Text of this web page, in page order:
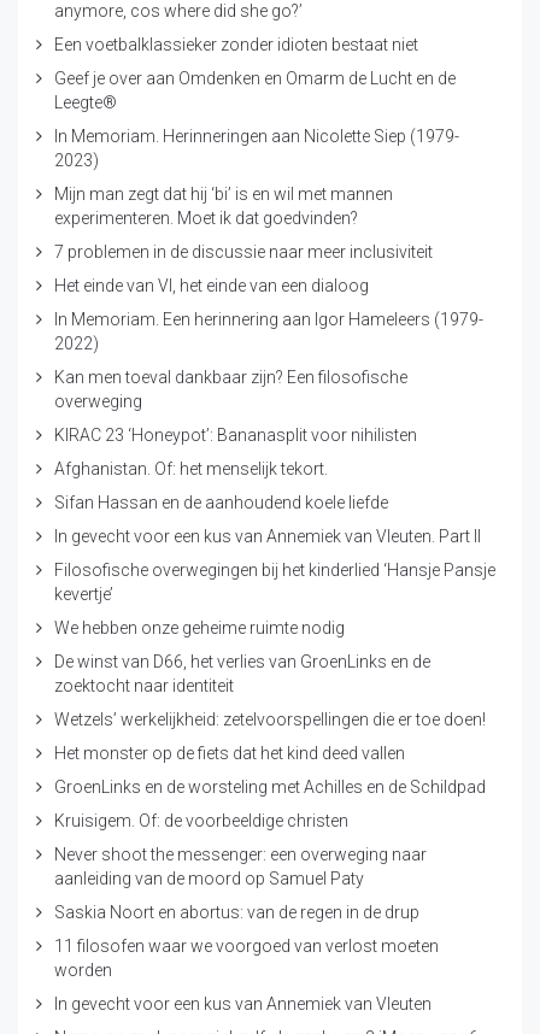
anymore, cos where did she go?’
Een voetbalklassieker zonder idioten bestaat niet
Geef je over aan Omdenken en Omarm de Lucht en de
Leegte®
In Memoriam. Herinneringen aan Nicolette Siep (1979-
2023)
Mijn man zegt dat hij ‘bi’ is en wil met mannen
experimenteren. Moet ik dat goedvinden?
7 problemen in de discussie naar meer inclusiviteit
Het einde van VI, het einde van een dialoog
In Memoriam. Een herinnering aan Igor Hameleers (1979-
2022)
Kan men toeval dankbaar zijn? Een filosofische
overweging
KIRAC 23 ‘Honeypot’: Bananasplit voor nihilisten
Afghanistan. Of: het menselijk tekort.
Sifan Hassan en de aanhoudend koele liefde
In gevecht voor een kus van Annemiek van Vleuten. Part II
Filosofische overwegingen bij het kinderlied ‘Hansje Pansje
kevertje’
We hebben onze geheime ruimte nodig
De winst van D66, het verlies van GroenLinks en de
zoektocht naar identiteit
Wetzels’ werkelijkheid: zetelvoorspellingen die er toe doen!
Het monster op de fiets dat het kind deed vallen
GroenLinks en de worsteling met Achilles en de Schildpad
Kruisigem. Of: de voorbeeldige christen
Never shoot the messenger: een overweging naar
aanleiding van de moord op Samuel Paty
Saskia Noort en abortus: van de regen in de drup
11 filosofen waar we voorgoed van verlost moeten
worden
In gevecht voor een kus van Annemiek van Vleuten